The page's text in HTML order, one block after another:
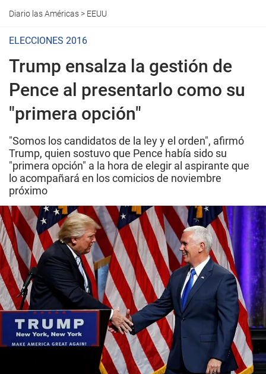
Diario las Américas> EEUU
ELECCIONES 2016
Trump ensalza la gestión de
Pence al presentarlo como su
"primera opción"
"Somos los candidatos de la ley y el orden", afirmó
Trump, quien sostuvo que Pence había sido su
"primera opción" a la hora de elegir al aspirante que
lo acompañará en los comicios de noviembre
próximo